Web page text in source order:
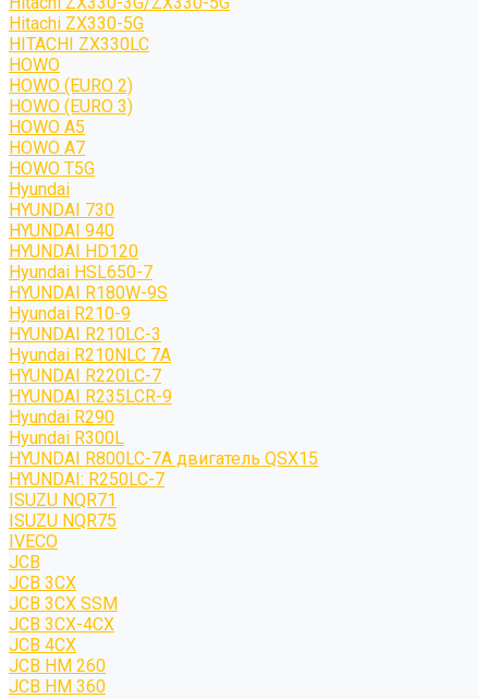
Hitachi ZX330-5G
HITACHI ZX330LC
HOWO
HOWO (EURO 2)
HOWO (EURO 3)
HOWO A5
HOWO A7
HOWO T5G
Hyundai
HYUNDAI 730
HYUNDAI 940
HYUNDAI HD120
Hyundai HSL650-7
HYUNDAI R180W-9S
Hyundai R210-9
HYUNDAI R210LC-3
Hyundai R210NLC 7A
HYUNDAI R220LC-7
HYUNDAI R235LCR-9
Hyundai R290
Hyundai R300L
HYUNDAI R800LC-7A двигатель QSX15
HYUNDAI: R250LC-7
ISUZU NQR71
ISUZU NQR75
IVECO
JCB
JCB 3CX
JCB 3CX SSM
JCB 3CX-4CX
JCB 4CX
JCB HM 260
JCB HM 360